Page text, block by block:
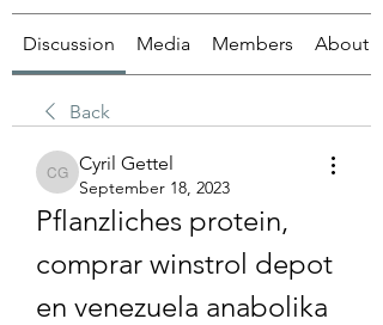
Discussion Media Members About
Back
Cyril Gettel
Cyril Gettel
September 18, 2023
Pflanzliches protein,
comprar winstrol depot
en venezuela anabolika